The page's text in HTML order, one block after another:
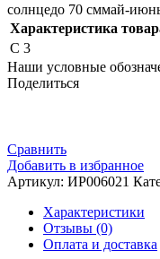
солнцедо 70 сммай-
Характеристика
С 3
Наши условные
Поделиться
Сравнить
Добавить в избранное
Артикул: ИР006021
Характеристики
Отзывы (0)
Оплата и доставка